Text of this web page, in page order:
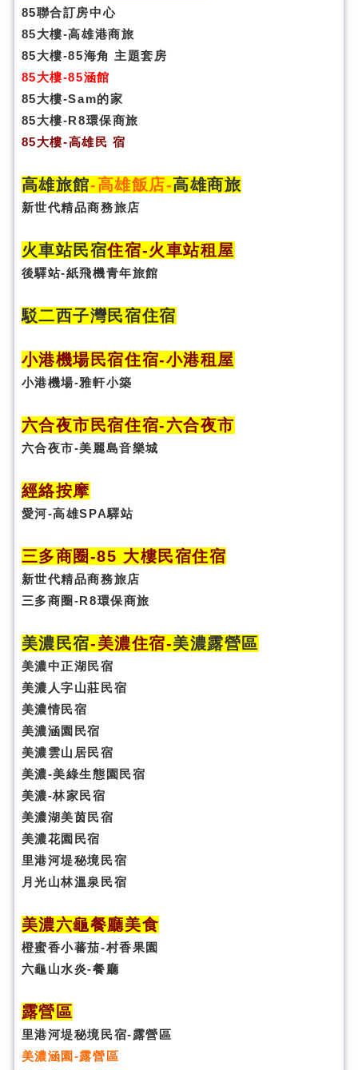
85聯合訂房中心
85大樓-高雄港商旅
85大樓-85海角 主題套房
85大樓-85涵館
85大樓-Sam的家
85大樓-R8環保商旅
85大樓-高雄民 宿
高雄旅館-高雄飯店-高雄商旅
新世代精品商務旅店
火車站民宿住宿-火車站租屋
後驛站-紙飛機青年旅館
駁二西子灣民宿住宿
小港機場民宿住宿-小港租屋
小港機場-雅軒小築
六合夜市民宿住宿-六合夜市
六合夜市-美麗島音樂城
經絡按摩
愛河-高雄SPA驛站
三多商圈 -85 大樓民宿住宿
新世代精品商務旅店
三多商圈-R8環保商旅
美濃民宿-美濃住宿-美濃露營區
美濃中正湖民宿
美濃人字山莊民宿
美濃情民宿
美濃涵園民宿
美濃雲山居民宿
美濃-美綠生態園民宿
美濃-林家民宿
美濃湖美茵民宿
美濃花園民宿
里港河堤秘境民宿
月光山林溫泉民宿
美濃六龜餐廳美食
橙蜜香小蕃茄-村香果園
六龜山水炎-餐廳
露營區
里港河堤秘境民宿-露營區
美濃涵園-露營區